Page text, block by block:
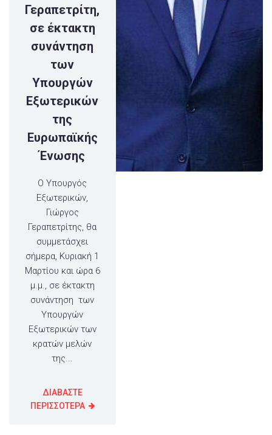
Γεραπετρίτη,
σε έκτακτη
συνάντηση
των
Υπουργών
Εξωτερικών
της
Ευρωπαϊκής
Ένωσης
Ο Υπουργός
Εξωτερικών,
Γιώργος
Γεραπετρίτης, θα
συμμετάσχει
σήμερα, Κυριακή 1
Μαρτίου και ώρα 6
μ.μ., σε έκτακτη
συνάντηση των
Υπουργών
Εξωτερικών των
κρατών μελών
της...
ΔΙΑΒΑΣΤΕ
ΠΕΡΙΣΣΟΤΕΡΑ